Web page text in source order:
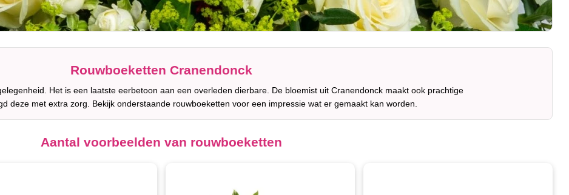
Rouwboeketten Cranendonck
Het is een laatste eerbetoon aan een overleden dierbare. De bloemist uit Cranendonck maakt ook prachtige
deze met extra zorg. Bekijk onderstaande rouwboeketten voor een impressie wat er gemaakt kan worden.
Aantal voorbeelden van rouwboeketten